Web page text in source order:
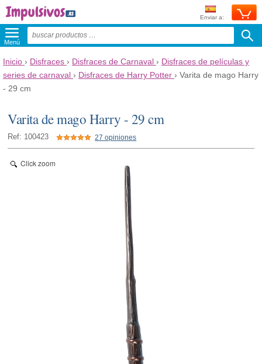
Enviar a:
Menú
Inicio › Disfraces › Disfraces de Carnaval › Disfraces de películas y
series de carnaval › Disfraces de Harry Potter › Varita de mago Harry
- 29 cm
Varita de mago Harry - 29 cm
Ref: 100423 27 opiniones
Click zoom